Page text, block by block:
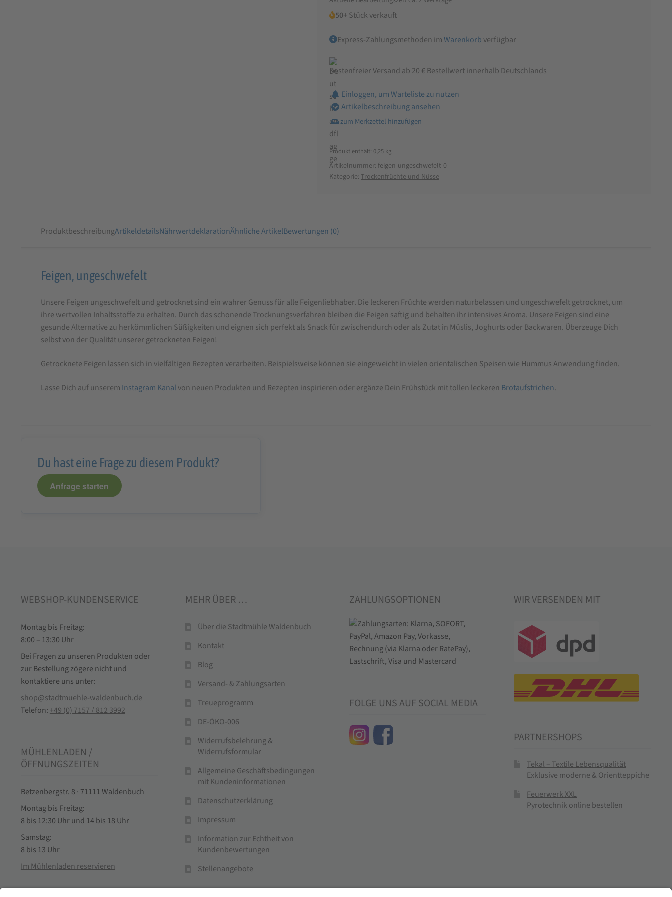
50+Stück verkauft
Express-Zahlungsmethoden imWarenkorb verfügbar
Kostenfreier Versand ab 20 € Bestellwert innerhalb Deutschlands
Einloggen, um Warteliste zu nutzen
Artikelbeschreibung ansehen
Produkt enthält: 0,25 kg
Artikelnummer: feigen-ungeschwefelt-0
Kategorie: Trockenfrüchte und Nüsse
ProduktbeschreibungArtikeldetailsNährwertdeklarationÄhnliche ArtikelBewertungen (0)
Produktbeschreibung
Feigen,
ungeschwefelt
Feigen, ungeschwefelt
Unsere Feigen ungeschwefelt und getrocknet sind ein wahrer Genuss für alle Feigenliebhaber. Die leckeren Früchte werden naturbelassen und ungeschwefelt getrocknet, um
ihre wertvollen Inhaltsstoffe zu erhalten. Durch das schonende Trocknungsverfahren bleiben die Feigen saftig und behalten ihr intensives Aroma. Unsere Feigen sind eine
gesunde Alternative zu herkömmlichen Süßigkeiten und eignen sich perfekt als Snack für zwischendurch oder als Zutat in Müslis, Joghurts oder Backwaren. Überzeuge Dich
selbst von der Qualität unserer getrockneten Feigen!
Getrocknete Feigen lassen sich in vielfältigen Rezepten verarbeiten. Beispielsweise können sie eingeweicht in vielen orientalischen Speisen wie Hummus Anwendung finden.
Lasse Dich auf unserem Instagram Kanal von neuen Produkten und Rezepten inspirieren oder ergänze Dein Frühstück mit tollen leckeren Brotaufstrichen.
Du hast eine Frage zu diesem Produkt?
Anfrage starten
WEBSHOP-KUNDENSERVICE
Montag bis Freitag:
8:00 – 13:30 Uhr
Bei Fragen zu unseren Produkten oder
zur Bestellung zögere nicht und
kontaktiere uns unter:
shop@stadtmuehle-waldenbuch.de
Telefon: +49 (0) 7157 / 812 3992
MÜHLENLADEN /
ÖFFNUNGSZEITEN
Betzenbergstr. 8 · 71111 Waldenbuch
Montag bis Freitag:
8 bis 12:30 Uhr und 14 bis 18 Uhr
Samstag:
8 bis 13 Uhr
Im Mühlenladen reservieren
MEHR ÜBER …
Über die Stadtmühle Waldenbuch
Kontakt
Blog
Versand- & Zahlungsarten
Treueprogramm
DE-ÖKO-006
Widerrufsbelehrung &
Widerrufsformular
Allgemeine Geschäftsbedingungen
mit Kundeninformationen
Datenschutzerklärung
Impressum
Information zur Echtheit von
Kundenbewertungen
Stellenangebote
ZAHLUNGSOPTIONEN
FOLGE UNS AUF SOCIAL MEDIA
WIR VERSENDEN MIT
PARTNERSHOPS
Tekal – Textile Lebensqualität
Exklusive moderne & Orientteppiche
Feuerwerk XXL
Pyrotechnik online bestellen